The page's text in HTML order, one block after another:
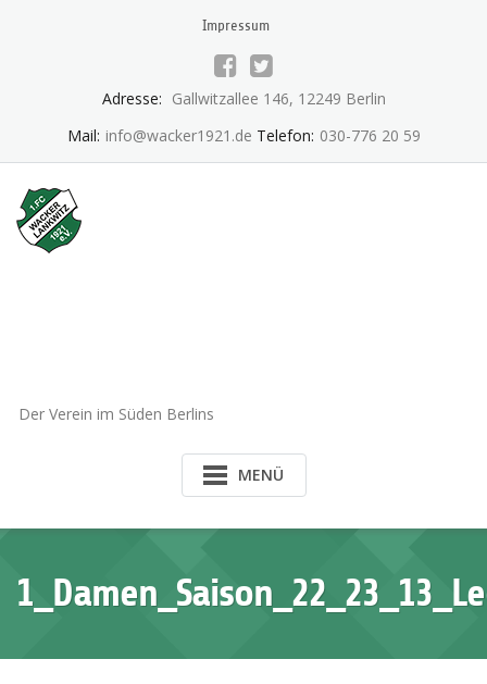
Impressum
Adresse: Gallwitzallee 146, 12249 Berlin
Mail: info@wacker1921.de Telefon: 030-776 20 59
Der Verein im Süden Berlins
MENÜ